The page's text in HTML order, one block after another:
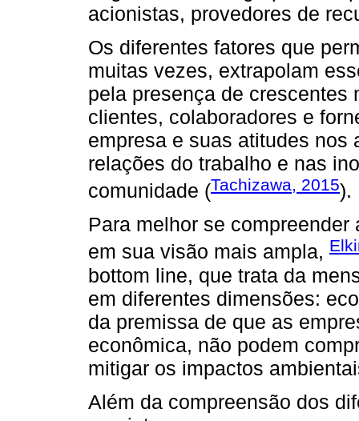
acionistas, provedores de
Os diferentes fatores que
muitas vezes, extrapolam
pela presença de crescentes
clientes, colaboradores e
empresa e suas atitudes
relações do trabalho e nas
comunidade (Tachizawa, 2015).
Para melhor se
em sua visão mais ampla,
bottom line, que trata da
em diferentes dimensões:
da premissa de que as
econômica, não podem
mitigar os impactos
Além da compreensão dos